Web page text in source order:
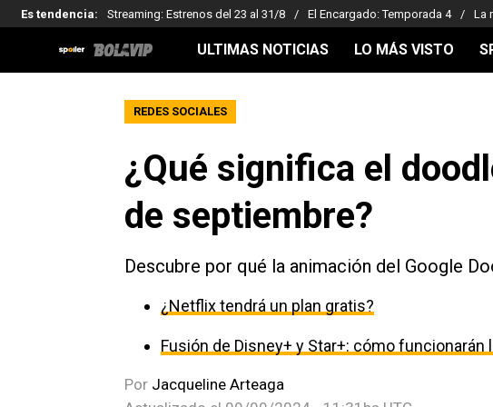
Es tendencia: Streaming: Estrenos del 23 al 31/8 El Encargado: Temporada 4 La
ULTIMAS NOTICIAS LO MÁS VISTO
REDES SOCIALES
¿Qué significa el
de septiembre?
Descubre por qué la animación del Google
¿Netflix tendrá un plan gratis?
Fusión de Disney+ y Star+: cómo
Por Jacqueline Arteaga